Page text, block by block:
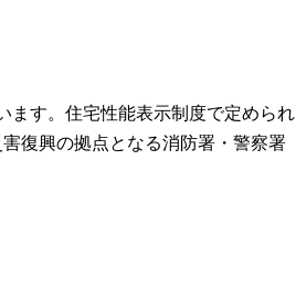
ます。住宅性能表示制度で定められ
復興の拠点となる消防署・警察署